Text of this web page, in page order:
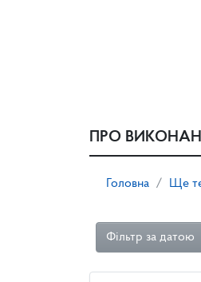
ПРО
Головна Ще
Фільтр за датою